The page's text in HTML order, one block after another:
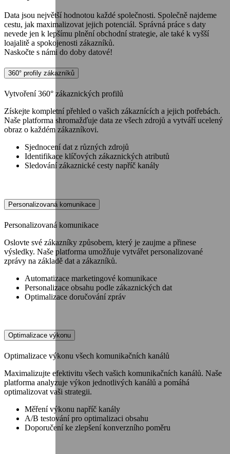
Data jsou největší hodnotou každé společnosti. Společně najdeme
cestu, jak maximalizovat jejich potenciál. Správná práce s daty
nevede jen k lepšímu plnění obchodní strategie, ale také k vyšší
loajalitě a spokojenosti zákazníků.
Naskočte s námi do doby datové!
360° profily zákazníků
Vytvoření 360° zákaznických profilů
Získejte kompletní přehled o vašich zákaznících a jejich potřebách.
Naše platforma shromažďuje data ze všech zdrojů a vytváří ucelený
obraz o každém zákazníkovi.
Sjednocení dat z různých zdrojů
Identifikace klíčových zákaznických atributů
Sledování zákaznické cesty napříč kanály
Personalizovaná komunikace
Personalizovaná komunikace
Oslovte své zákazníky způsobem, který je zaujme a přinese
výsledky. Naše platforma umožňuje vytvářet personalizované
zprávy na základě dat a zákazníků.
Automatizace marketingové komunikace
Personalizace obsahu podle zákaznických dat
Optimalizace doručování zpráv
Optimalizace výkonu
Optimalizace výkonu všech komunikačních kanálů
Maximalizujte efektivitu všech vašich komunikačních kanálů. Naše
platforma analyzuje výkon jednotlivých kanálů a pomáhá
optimalizovat vaši strategii.
Měření výkonu napříč kanály
A/B testování pro optimalizaci obsahu
Doporučení ke zlepšení konverzního poměru